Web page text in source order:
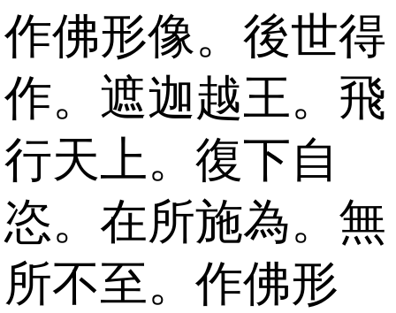
作佛形像。後世得
作。遮迦越王。飛
行天上。復下自
恣。在所施為。無
所不至。作佛形